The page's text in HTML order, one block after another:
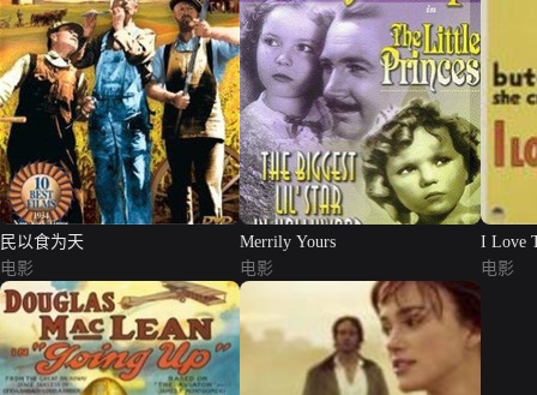
民以食为天
电影
Merrily Yours
电影
I Love
电影